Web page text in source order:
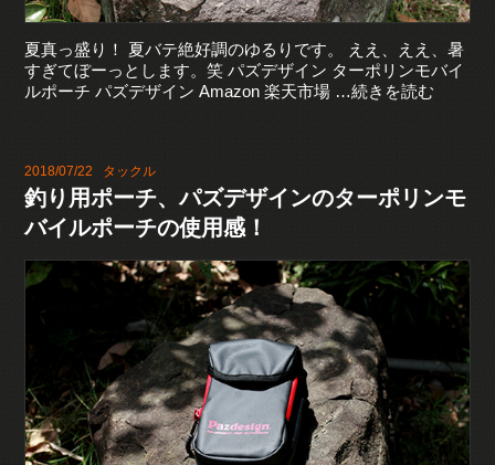
夏真っ盛り！ 夏バテ絶好調のゆるりです。 ええ、ええ、暑
すぎてぼーっとします。笑 パズデザイン ターポリンモバイ
ルポーチ パズデザイン Amazon 楽天市場 …続きを読む
2018/07/22 タックル
釣り用ポーチ、パズデザインのターポリンモ
バイルポーチの使用感！